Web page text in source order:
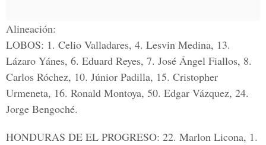
Alineación:
LOBOS: 1. Celio Valladares, 4. Lesvin Medina, 13.
Lázaro Yánes, 6. Eduard Reyes, 7. José Ángel Fiallos, 8.
Carlos Róchez, 10. Júnior Padilla, 15. Cristopher
Urmeneta, 16. Ronald Montoya, 50. Edgar Vázquez, 24.
Jorge Bengoché.
HONDURAS DE EL PROGRESO: 22. Marlon Licona, 1.